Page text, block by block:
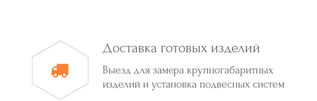
Доставка готовых изделий
Выезд для замера крупногабаритных
изделий и установка подвесных систем